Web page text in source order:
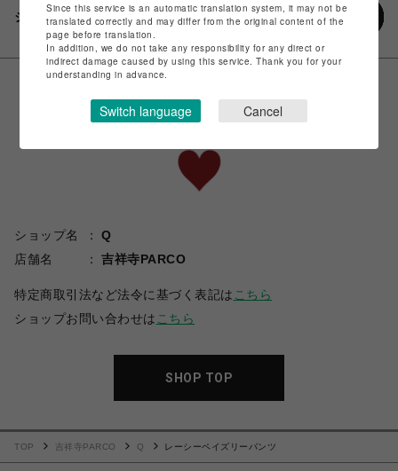
シェアする
ショップ名
Q
店舗名
吉祥寺PARCO
特定商取引法など法令に基づく表記は こちら
ショップお問い合わせは こちら
SHOP TOP
TOP 吉祥寺PARCO Q レーシーペイズリーパンツ
Since this service is an automatic translation system, it may not be
translated correctly and may differ from the original content of the
page before translation.
In addition, we do not take any responsibility for any direct or
indirect damage caused by using this service. Thank you for your
understanding in advance.
Switch language Cancel